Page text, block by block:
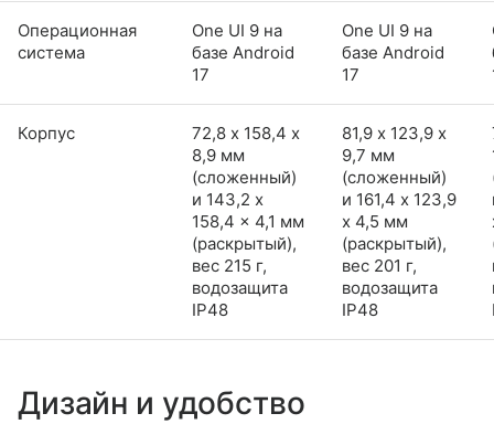
Операционная
система
One UI 9 на
базе Android
17
One UI 9 на
базе Android
17
Корпус
72,8 х 158,4 х
8,9 мм
(сложенный)
и 143,2 x
158,4 x 4,1 мм
(раскрытый),
вес 215 г,
водозащита
IP48
81,9 х 123,9 х
9,7 мм
(сложенный)
и 161,4 x 123,9
x 4,5 мм
(раскрытый),
вес 201 г,
водозащита
IP48
Дизайн и удобство